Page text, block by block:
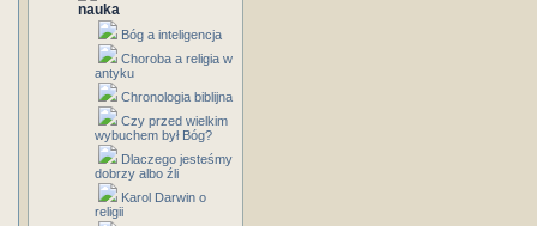
nauka
Bóg a inteligencja
Choroba a religia w
antyku
Chronologia biblijna
Czy przed wielkim
wybuchem był Bóg?
Dlaczego jesteśmy
dobrzy albo źli
Karol Darwin o
religii